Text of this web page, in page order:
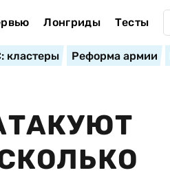
Лонгриды Тесты
кластеры Реформа армии